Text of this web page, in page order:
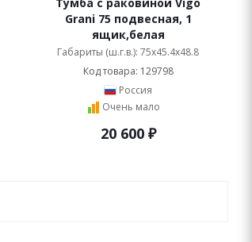
Grani 75 подвесная, 1
ящик,белая
Габариты (ш.г.в.): 75x45.4x48.8
Код товара: 129798
Россия
Очень мало
20 600₽